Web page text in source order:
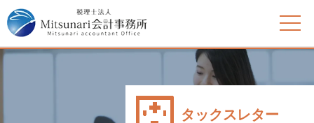
タックスレター